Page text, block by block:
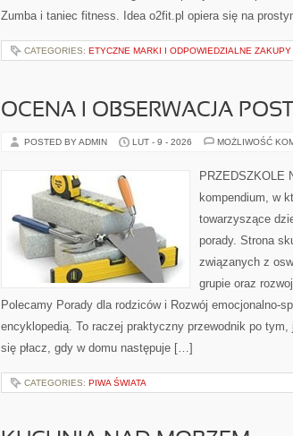
Zumba i taniec fitness. Idea o2fit.pl opiera się na
CATEGORIES: ETYCZNE MARKI I ODPOWIEDZIALNE ZAKUPY
OCENA I OBSERWACJA
POSTED BY ADMIN LUT - 9 - 2026 MOŻLIWOŚĆ
PRZEDSZKOLE
kompendium, w
towarzyszące
porady. Strona
związanych z
grupie oraz
Polecamy Porady dla rodziców i Rozwój emocjonalno-
encyklopedią. To raczej praktyczny przewodnik po
się płacz, gdy w domu następuje […]
CATEGORIES: PIWA ŚWIATA